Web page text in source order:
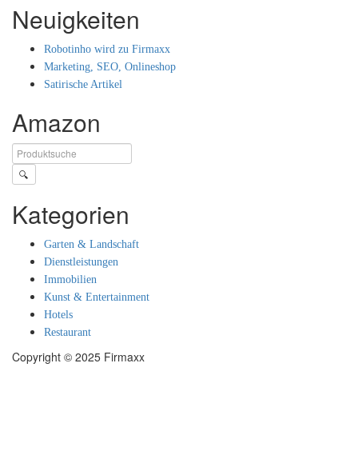
Neuigkeiten
Robotinho wird zu Firmaxx
Marketing, SEO, Onlineshop
Satirische Artikel
Amazon
🔍
Kategorien
Garten & Landschaft
Dienstleistungen
Immobilien
Kunst & Entertainment
Hotels
Restaurant
Copyright © 2025 Firmaxx